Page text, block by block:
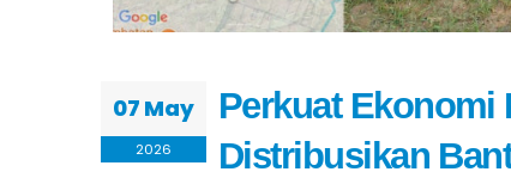
07 May
2026
Perkuat Ekonomi
Distribusikan